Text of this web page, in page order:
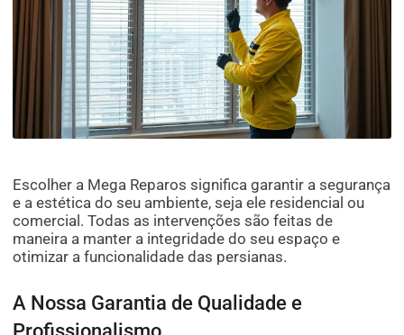
Escolher a Mega Reparos significa garantir a segurança
e a estética do seu ambiente, seja ele residencial ou
comercial. Todas as intervenções são feitas de
maneira a manter a integridade do seu espaço e
otimizar a funcionalidade das persianas.
A Nossa Garantia de Qualidade e